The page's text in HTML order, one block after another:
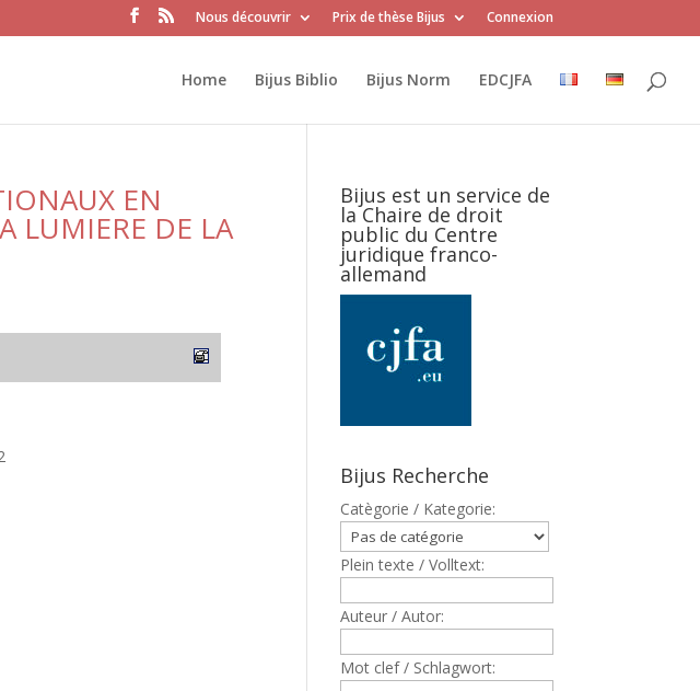
Nous découvrir Prix de thèse Bijus Connexion
Home Bijus Biblio Bijus Norm EDCJFA
EN
LUMIERE DE LA
Bijus est un service de
la Chaire de droit
public du Centre
juridique franco-
allemand
Bijus Recherche
Catègorie / Kategorie:
Plein texte / Volltext:
Auteur / Autor:
Mot clef / Schlagwort: